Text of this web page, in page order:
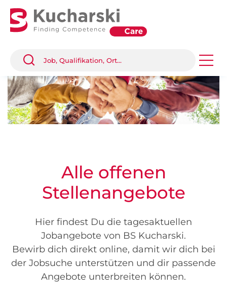
Alle offenen
Stellenangebote
Hier findest Du die tagesaktuellen
Jobangebote von BS Kucharski.
Bewirb dich direkt online, damit wir dich bei
der Jobsuche unterstützen und dir passende
Angebote unterbreiten können.